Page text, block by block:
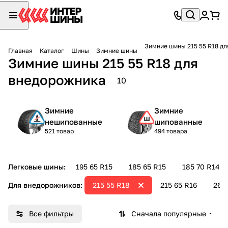
Главная Каталог Шины Зимние шины
Зимние шины 215 55 R18
Зимние шины 215 55 R18 для
внедорожника
10
Зимние
нешипованные
521 товар
Зимние
шипованные
494 товара
Легковые шины: 195 65 R15 185 65 R15 185 70 R14
Для внедорожников: 215 65 R16 265
215 55 R18
Все фильтры Сначала популярные